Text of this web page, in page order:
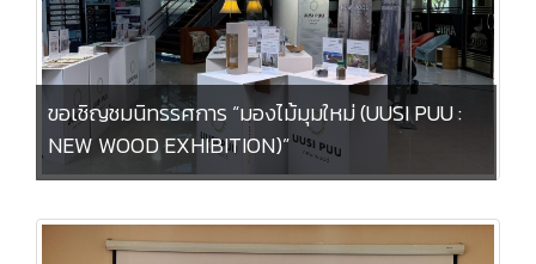
ขอเชิญชมนิทรรศการ “มองไม้มุมใหม่ (UUSI PUU :
NEW WOOD EXHIBITION)”